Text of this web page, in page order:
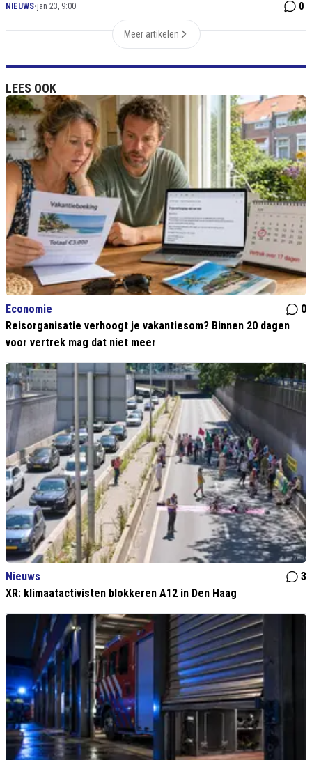
NIEUWS•jan 23, 9:00 0
Meer artikelen
LEES OOK
Economie
0
Reisorganisatie verhoogt je vakantiesom? Binnen 20 dagen
voor vertrek mag dat niet meer
Nieuws
3
XR: klimaatactivisten blokkeren A12 in Den Haag